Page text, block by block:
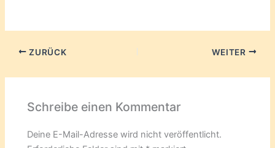
ZURÜCK WEITER
Schreibe einen Kommentar
Deine E-Mail-Adresse wird nicht veröffentlicht.